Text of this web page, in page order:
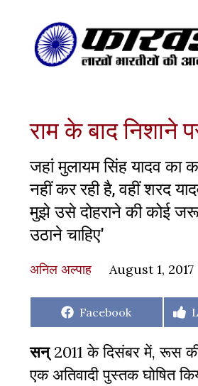
राम के बाद निशाने
जहां मुलायम सिंह यादव का
नहीं कर रही है, वहीं शरद
मुझे उसे दोहराने की कोई
उठाने चाहिए'
अनिल अल्पाह August 1, 2017
Share
Facebook
सन्2011 के दिसंबर में, रूस की
एक अतिवादी पुस्तक घोषित